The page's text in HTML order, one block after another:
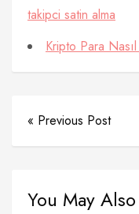
takipci satin alma
Kripto Para Nasıl
« Previous Post
You May